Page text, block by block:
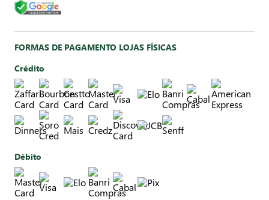
FORMAS DE PAGAMENTO LOJAS FÍSICAS
Crédito
Débito